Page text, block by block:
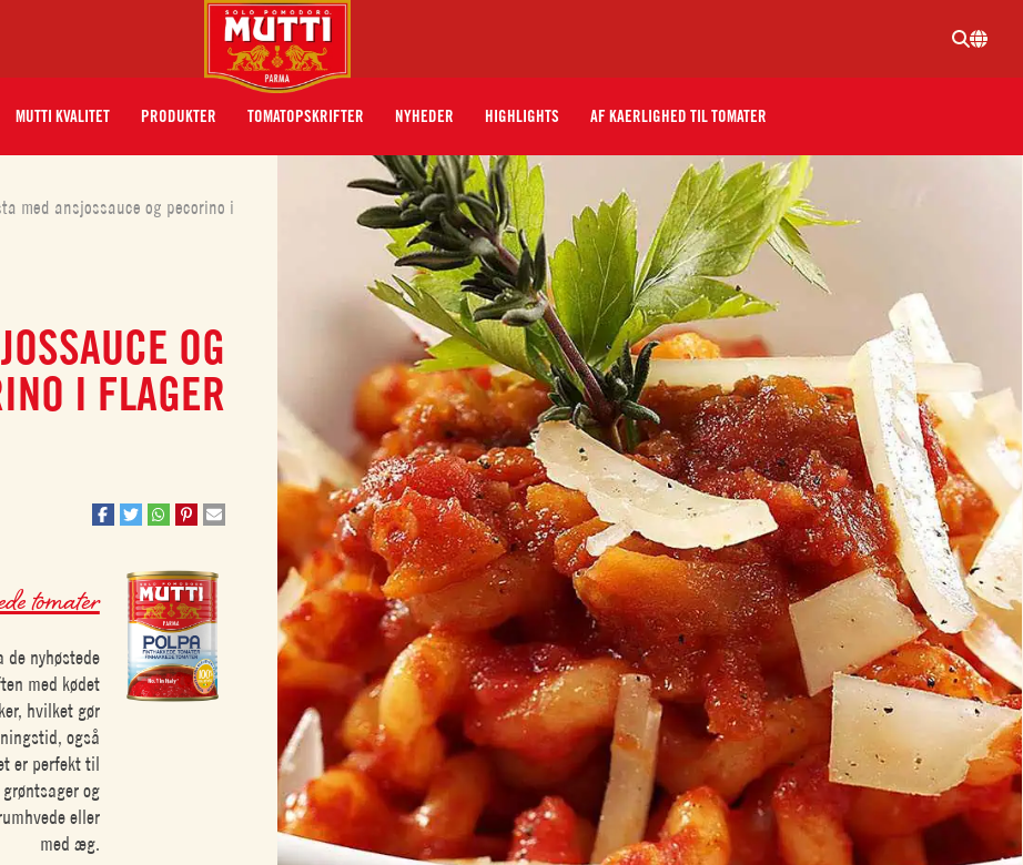
MUTTI KVALITET PRODUKTER TOMATOPSKRIFTER NYHEDER HIGHLIGHTS AF KAERLIGHED TIL TOMATER
med ansjossauce og pecorino i
OG
I FLAGER
tomater
nyhøstede
med kødet
hvilket gør
også
er perfekt til
og
eller
med æg.